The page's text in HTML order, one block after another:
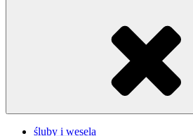
śluby i wesela